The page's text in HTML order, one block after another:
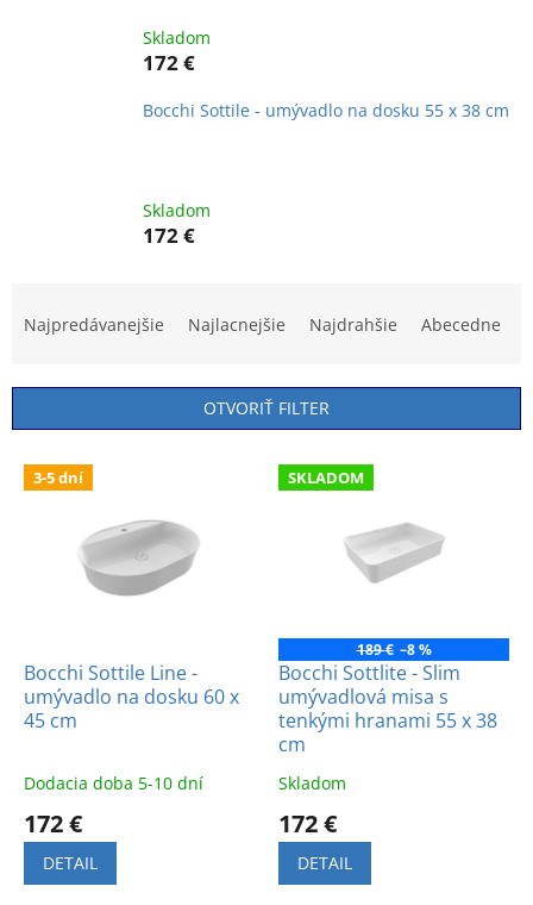
Skladom
172 €
Bocchi Sottile - umývadlo na dosku 55 x 38 cm
Skladom
172 €
n
i
Najpredávanejšie Najlacnejšie Najdrahšie Abecedne
OTVORIŤ FILTER
V 3-5 dní
Bocchi Sottile Line -
umývadlo na dosku 60 x
45 cm
Dodacia doba 5-10 dní
172 €
DETAIL
SKLADOM
189 € –8 %
Bocchi Sottlite - Slim
umývadlová misa s
tenkými hranami 55 x 38
cm
Skladom
172 €
DETAIL